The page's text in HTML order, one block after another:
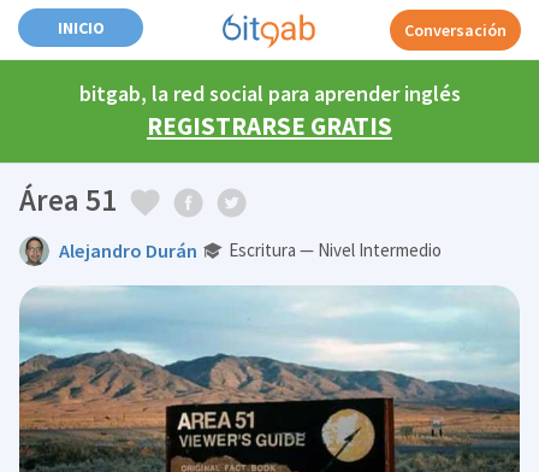
INICIO Conversación
bitgab, la red social para aprender inglés
REGISTRARSE GRATIS
Área 51
Alejandro Durán Escritura — Nivel Intermedio